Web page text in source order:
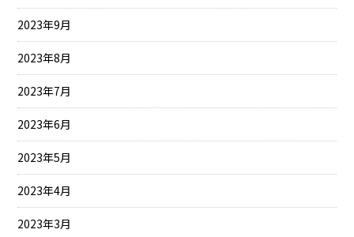
2023年9月
2023年8月
2023年7月
2023年6月
2023年5月
2023年4月
2023年3月